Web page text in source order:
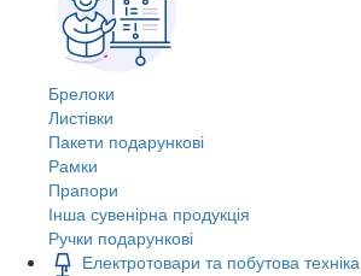
Брелоки
Листівки
Пакети подарункові
Рамки
Прапори
Інша сувенірна продукція
Ручки подарункові
Електротовари та побутова техніка